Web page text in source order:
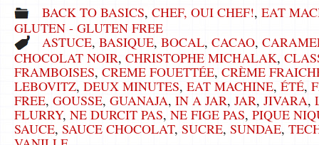
BACK TO BASICS, CHEF, OUI CHEF!, EAT
GLUTEN - GLUTEN FREE
ASTUCE, BASIQUE, BOCAL, CACAO,
CHOCOLAT NOIR, CHRISTOPHE MICHALAK,
FRAMBOISES, CREME FOUETTÉE, CRÈME
LEBOVITZ, DEUX MINUTES, EAT MACHINE, ÉTÉ,
FREE, GOUSSE, GUANAJA, IN A JAR, JAR, JIVARA,
FLURRY, NE DURCIT PAS, NE FIGE PAS, PIQUE
SAUCE, SAUCE CHOCOLAT, SUCRE, SUNDAE,